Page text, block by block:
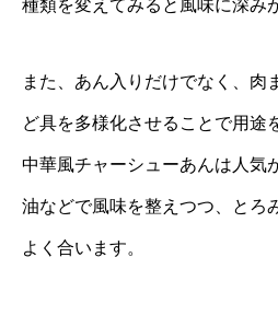
種類を変えてみると風味に深み
また、あん入りだけでなく、肉
ど具を多様化させることで用途
中華風チャーシューあんは人気
油などで風味を整えつつ、とろ
よく合います。